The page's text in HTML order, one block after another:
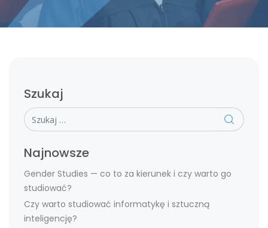
Szukaj
Szukaj
Najnowsze
Gender Studies — co to za kierunek i czy warto go
studiować?
Czy warto studiować informatykę i sztuczną
inteligencję?